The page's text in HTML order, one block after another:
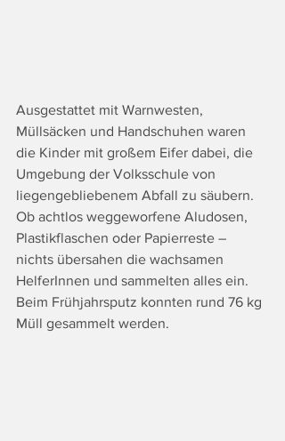
Ausgestattet mit Warnwesten,
Müllsäcken und Handschuhen waren
die Kinder mit großem Eifer dabei, die
Umgebung der Volksschule von
liegengebliebenem Abfall zu säubern.
Ob achtlos weggeworfene Aludosen,
Plastikflaschen oder Papierreste –
nichts übersahen die wachsamen
HelferInnen und sammelten alles ein.
Beim Frühjahrsputz konnten rund 76 kg
Müll gesammelt werden.